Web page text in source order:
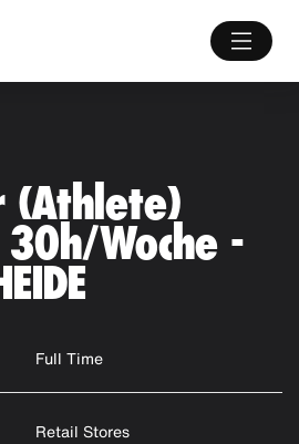
(Athlete)
Woche -
Full Time
Retail Stores